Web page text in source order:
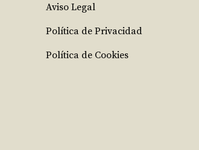
Aviso Legal
Política de Privacidad
Política de Cookies